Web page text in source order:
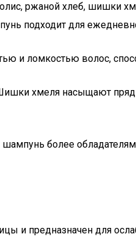
ржаной хлеб, шишки
подходит для
и ломкостью волос,
хмеля насыщают
более
и предназначен для